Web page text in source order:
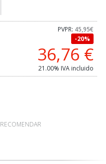
PVPR: 45,95€
20%
36,76 €
21.00% IVA incluido
RECOMENDAR